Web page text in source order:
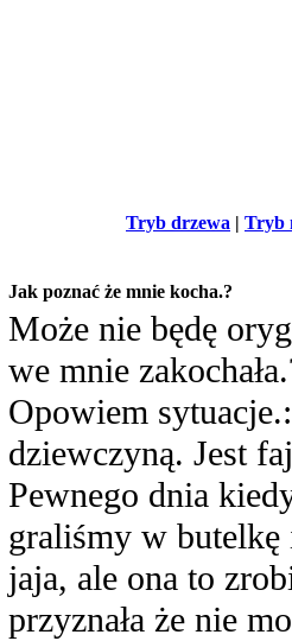
Tryb drzewa | Tryb
Jak poznać że mnie kocha.?
Może nie będę
we mnie
Opowiem
dziewczyną. Jest
Pewnego dnia
graliśmy w butelkę
jaja, ale ona to
przyznała że nie